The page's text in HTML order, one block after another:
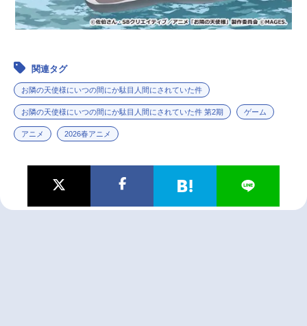
関連タグ
お隣の天使様にいつの間にか駄目人間にされていた件
お隣の天使様にいつの間にか駄目人間にされていた件 第2期 ゲーム
アニメ 2026春アニメ